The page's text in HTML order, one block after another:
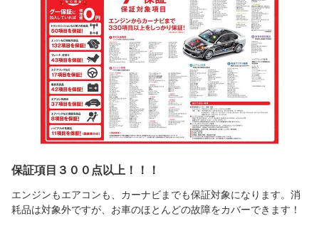
保証項目３００点以上！！！
エンジンもエアコンも、カーナビまでも保証対象になります。消
耗品は対象外ですが、お車のほとんどの故障をカバーできます！